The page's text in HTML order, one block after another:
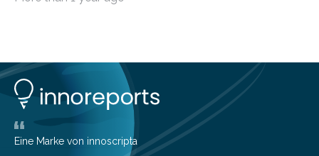
die genau das ermöglichen: Sie helfen Ihnen, Ausgaben
Lösungen interessieren. 1. Multibanking-Tools: Alle
Konten auf einen Blick Viele Banken bieten bereits in
ihrem Online-Banking eine Multibanking-Funktion an,
mit der sich Konten bei anderen Banken…
Eine Marke von innoscripta